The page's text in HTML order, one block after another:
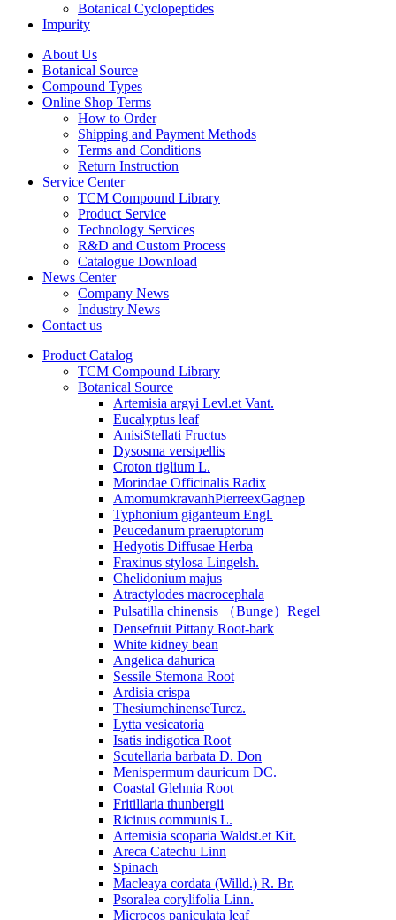
Botanical Cyclopeptides
Impurity
About Us
Botanical Source
Compound Types
Online Shop Terms
How to Order
Shipping and Payment Methods
Terms and Conditions
Return Instruction
Service Center
TCM Compound Library
Product Service
Technology Services
R&D and Custom Process
Catalogue Download
News Center
Company News
Industry News
Contact us
Product Catalog
TCM Compound Library
Botanical Source
Artemisia argyi Levl.et Vant.
Eucalyptus leaf
AnisiStellati Fructus
Dysosma versipellis
Croton tiglium L.
Morindae Officinalis Radix
AmomumkravanhPierreexGagnep
Typhonium giganteum Engl.
Peucedanum praeruptorum
Hedyotis Diffusae Herba
Fraxinus stylosa Lingelsh.
Chelidonium majus
Atractylodes macrocephala
Pulsatilla chinensis （Bunge）Regel
Densefruit Pittany Root-bark
White kidney bean
Angelica dahurica
Sessile Stemona Root
Ardisia crispa
ThesiumchinenseTurcz.
Lytta vesicatoria
Isatis indigotica Root
Scutellaria barbata D. Don
Menispermum dauricum DC.
Coastal Glehnia Root
Fritillaria thunbergii
Ricinus communis L.
Artemisia scoparia Waldst.et Kit.
Areca Catechu Linn
Spinach
Macleaya cordata (Willd.) R. Br.
Psoralea corylifolia Linn.
Microcos paniculata leaf